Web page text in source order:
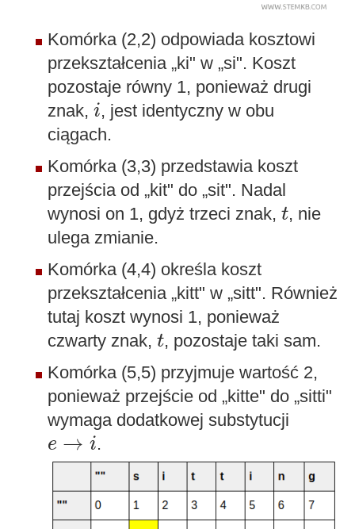
Komórka (2,2) odpowiada kosztowi
przekształcenia „ki" w „si". Koszt
pozostaje równy 1, ponieważ drugi
znak, i
i , jest identyczny w obu
ciągach.
Komórka (3,3) przedstawia koszt
przejścia od „kit" do „sit". Nadal
wynosi on 1, gdyż trzeci znak, t
t, nie
ulega zmianie.
Komórka (4,4) określa koszt
przekształcenia „kitt" w „sitt". Również
tutaj koszt wynosi 1, ponieważ
czwarty znak, t
t, pozostaje taki sam.
Komórka (5,5) przyjmuje wartość 2,
ponieważ przejście od „kitte" do „sitti"
wymaga dodatkowej substytucji
e → i
e→i .